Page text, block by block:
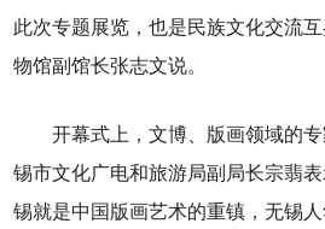
此次专题展览，也是民族文化交流
物馆副馆长张志文说。
开幕式上，文博、版画领域的专
锡市文化广电和旅游局副局长宗翡
锡就是中国版画艺术的重镇，无锡